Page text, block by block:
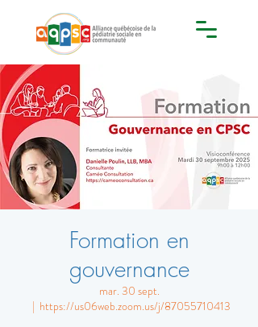
Formation en
gouvernance
mar. 30 sept.
  |
https://us06web.zoom.us/j/87055710413